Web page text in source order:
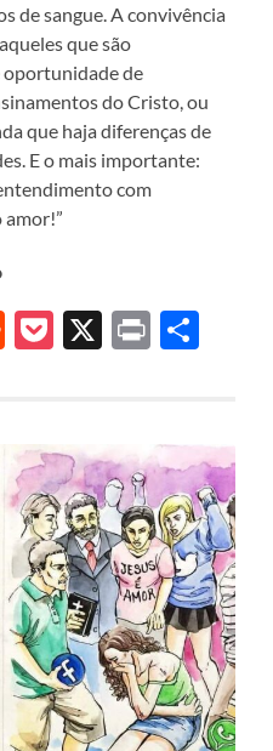
de sangue. A convivência
que são
oportunidade de
do Cristo, ou
que haja diferenças de
E o mais importante:
com
amor!”
Reddit
Pocket
X Print